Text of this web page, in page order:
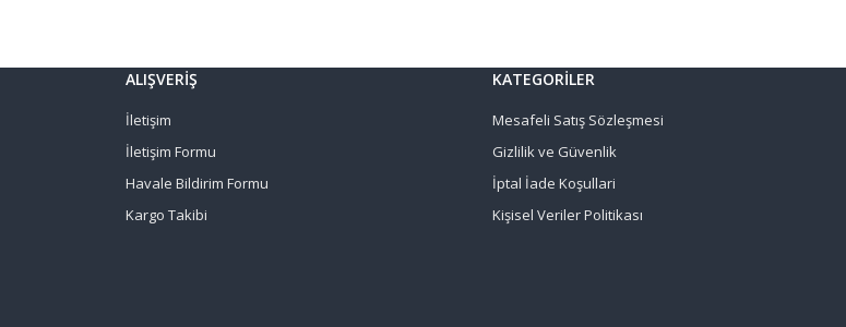
ALIŞVERİŞ
İletişim
İletişim Formu
Havale Bildirim Formu
Kargo Takibi
KATEGORİLER
Mesafeli Satış Sözleşmesi
Gizlilik ve Güvenlik
İptal İade Koşullari
Kişisel Veriler Politikası